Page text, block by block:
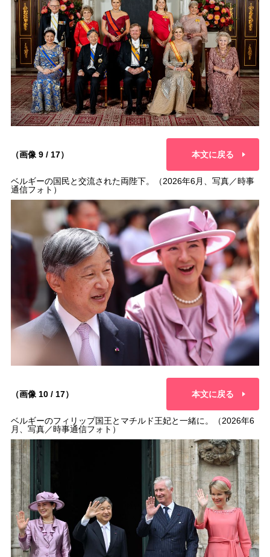
（画像 9 / 17） 本文に戻る
ベルギーの国民と交流された両陛下。（2026年6月、写真／時事
通信フォト）
（画像 10 / 17） 本文に戻る
ベルギーのフィリップ国王とマチルド王妃と一緒に。（2026年6
月、写真／時事通信フォト）